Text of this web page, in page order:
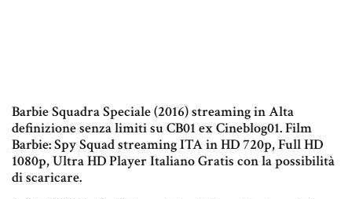
Barbie Squadra Speciale (2016) streaming in Alta
definizione senza limiti su CB01 ex Cineblog01. Film
Barbie: Spy Squad streaming ITA in HD 720p, Full HD
1080p, Ultra HD Player Italiano Gratis con la possibilità
di scaricare.